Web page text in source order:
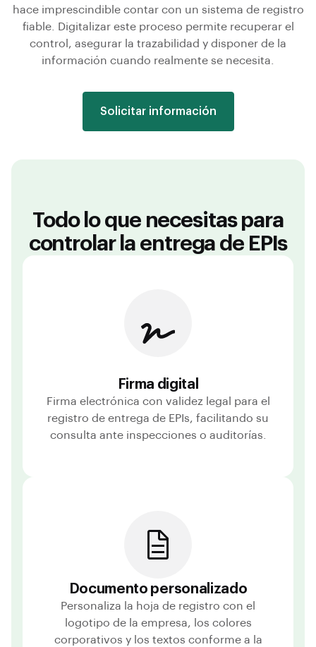
hace imprescindible contar con un sistema de registro
fiable. Digitalizar este proceso permite recuperar el
control, asegurar la trazabilidad y disponer de la
información cuando realmente se necesita.
Solicitar información
Todo lo que necesitas para
controlar la entrega de EPIs
Firma digital
Firma electrónica con validez legal para el
registro de entrega de EPIs, facilitando su
consulta ante inspecciones o auditorías.
Documento personalizado
Personaliza la hoja de registro con el
logotipo de la empresa, los colores
corporativos y los textos conforme a la